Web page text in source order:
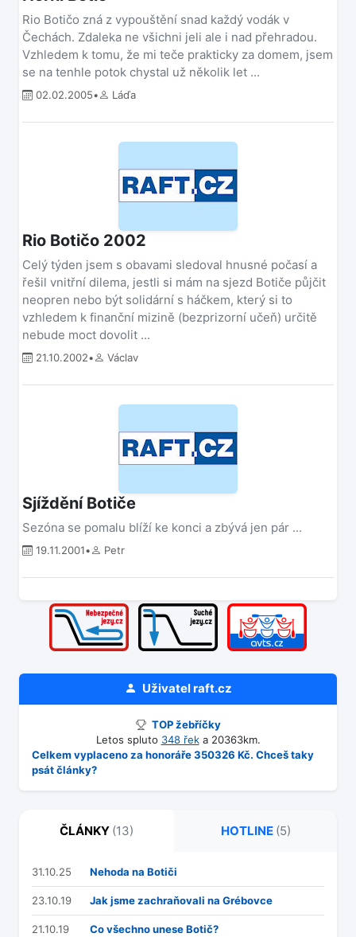
Rio Botičo zná z vypouštění snad každý vodák v
Čechách. Zdaleka ne všichni jeli ale i nad přehradou.
Vzhledem k tomu, že mi teče prakticky za domem, jsem
se na tenhle potok chystal už několik let ...
02.02.2005• Láďa
Rio Botičo 2002
Celý týden jsem s obavami sledoval hnusné počasí a
řešil vnitřní dilema, jestli si mám na sjezd Botiče půjčit
neopren nebo být solidární s háčkem, který si to
vzhledem k finanční mizině (bezprizorní učeň) určitě
nebude moct dovolit ...
21.10.2002• Václav
Sjíždění Botiče
Sezóna se pomalu blíží ke konci a zbývá jen pár ...
19.11.2001• Petr
Uživatelraft.cz
TOP žebříčky
Letos spluto 348 řeka 20363km.
Celkem vyplaceno za honoráře 350326 Kč. Chceš taky
psát články?
ČLÁNKY (13) HOTLINE (5)
31.10.25 Nehoda na Botiči
23.10.19 Jak jsme zachraňovali na Grébovce
21.10.19 Co všechno unese Botič?